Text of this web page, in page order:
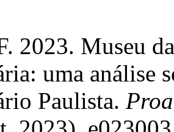
2023. Museu
uma análise
Paulista.